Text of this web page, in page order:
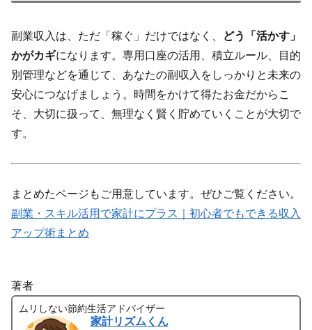
副業収入は、ただ「稼ぐ」だけではなく、 どう「活かす」
かがカギになります。専用口座の活用、積立ルール、目的
別管理などを通じて、あなたの副収入をしっかりと未来の
安心につなげましょう。時間をかけて得たお金だからこ
そ、大切に扱って、無理なく賢く貯めていくことが大切で
す。
まとめたページもご用意しています。ぜひご覧ください。
副業・スキル活用で家計にプラス｜初心者でもできる収入
アップ術まとめ
著者
ムリしない節約生活アドバイザー
家計リズムくん